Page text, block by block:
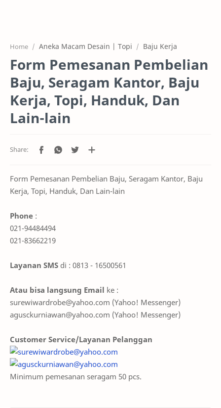
Features
Pricing
Services
Home Aneka Macam Desain | Topi Baju Kerja
Form Pemesanan Pembelian
Baju, Seragam Kantor, Baju
Kerja, Topi, Handuk, Dan
Lain-lain
Form Pemesanan Pembelian Baju, Seragam Kantor, Baju
Kerja, Topi, Handuk, Dan Lain-lain
Phone :
021-94484494
021-83662219
Layanan SMS di : 0813 - 16500561
Atau bisa langsung Email ke :
surewiwardrobe@yahoo.com (Yahoo! Messenger)
agusckurniawan@yahoo.com (Yahoo! Messenger)
Customer Service/Layanan Pelanggan
Minimum pemesanan seragam 50 pcs.